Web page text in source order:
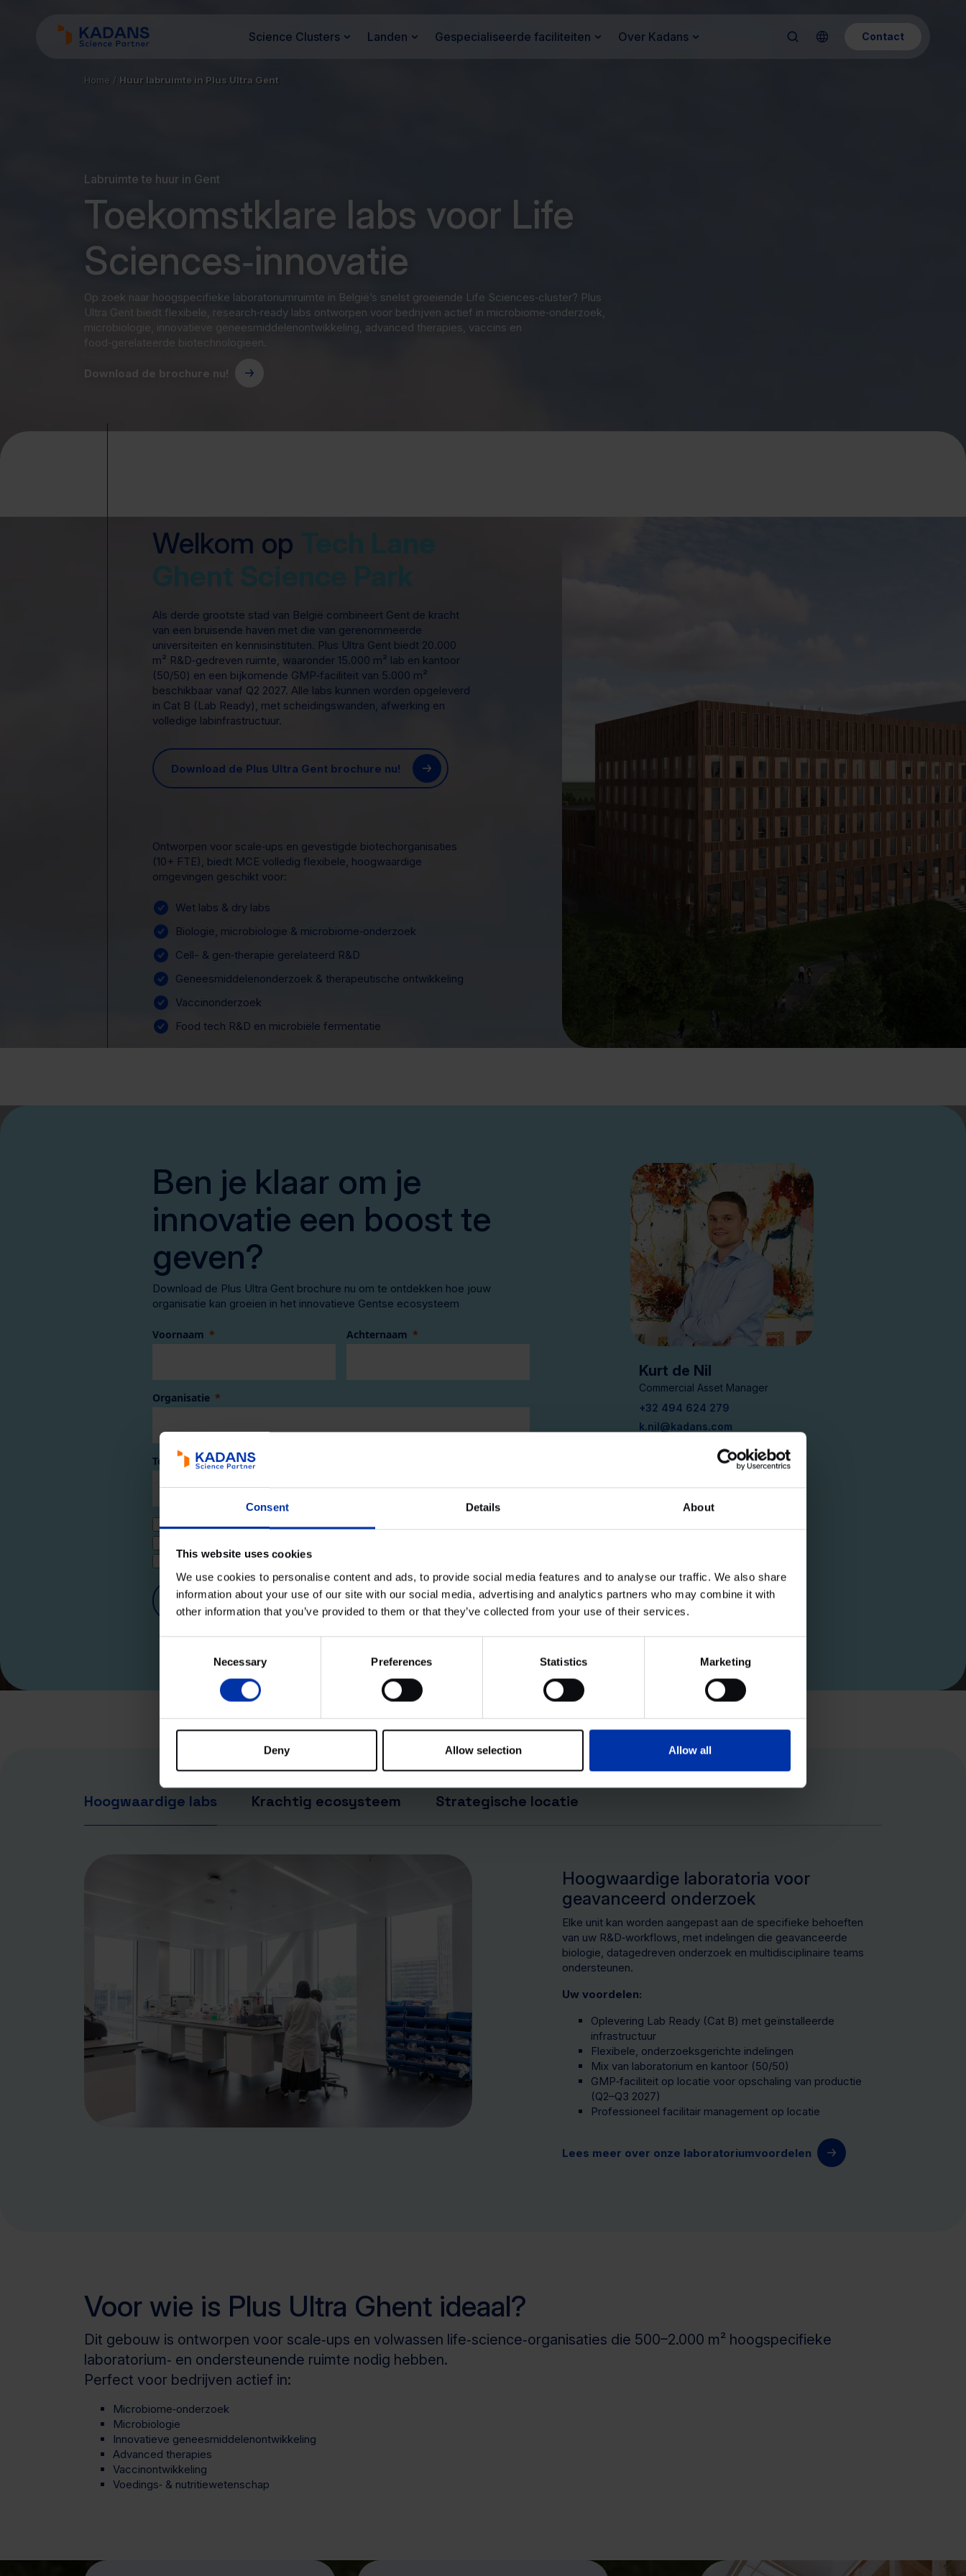
Consent Details About
This website uses cookies
We use cookies to personalise content and ads, to provide social media features and to analyse our traffic. We also share
information about your use of our site with our social media, advertising and analytics partners who may combine it with
other information that you’ve provided to them or that they’ve collected from your use of their services.
Necessary Preferences Statistics Marketing
Deny Allow selection Allow all
Science Clusters Landen Gespecialiseerde faciliteiten Over Kadans Contact
Home / Huur labruimte in Plus Ultra Gent
Labruimte te huur in Gent
Toekomstklare labs voor Life
Sciences‑innovatie
Op zoek naar hoogspecifieke laboratoriumruimte in België’s snelst groeiende Life Sciences‑cluster? Plus
Ultra Gent biedt flexibele, research‑ready labs ontworpen voor bedrijven actief in microbiome‑onderzoek,
microbiologie, innovatieve geneesmiddelenontwikkeling, advanced therapies, vaccins en
food‑gerelateerde biotechnologieën.
Download de brochure nu!
Welkom op
Ghent Science Park
Als derde grootste stad van België combineert Gent de kracht
van een bruisende haven met die van gerenommeerde
universiteiten en kennisinstituten. Plus Ultra Gent biedt 20.000
m² R&D‑gedreven ruimte, waaronder 15.000 m² lab en kantoor
(50/50) en een bijkomende GMP‑faciliteit van 5.000 m²
beschikbaar vanaf Q2 2027. Alle labs kunnen worden opgeleverd
in Cat B (Lab Ready), met scheidingswanden, afwerking en
volledige labinfrastructuur.
Download de Plus Ultra Gent brochure nu!
Ontworpen voor scale‑ups en gevestigde biotechorganisaties
(10+ FTE), biedt MCE volledig flexibele, hoogwaardige
omgevingen geschikt voor:
Wet labs & dry labs
Biologie, microbiologie & microbiome‑onderzoek
Cell- & gen‑therapie gerelateerd R&D
Geneesmiddelenonderzoek & therapeutische ontwikkeling
Vaccinonderzoek
Food tech R&D en microbiële fermentatie
Ben je klaar om je
innovatie een boost te
geven?
Download de Plus Ultra Gent brochure nu om te ontdekken hoe jouw
organisatie kan groeien in het innovatieve Gentse ecosysteem
Voornaam Achternaam
Organisatie
Telefoonnummer
Ik word graag op de hoogte gehouden van Kadans nieuws en event
Ik ga akkoord met hetprivacy statement
Versturen
Kurt de Nil
Commercial Asset Manager
+32 494 624 279
k.nil@kadans.com
Hoogwaardige labs Krachtig ecosysteem Strategische locatie
Hoogwaardige laboratoria voor
geavanceerd onderzoek
Elke unit kan worden aangepast aan de specifieke behoeften
van uw R&D‑workflows, met indelingen die geavanceerde
biologie, datagedreven onderzoek en multidisciplinaire teams
ondersteunen.
Uw voordelen:
Oplevering Lab Ready (Cat B) met geïnstalleerde
infrastructuur
Flexibele, onderzoeksgerichte indelingen
Mix van laboratorium en kantoor (50/50)
GMP‑faciliteit op locatie voor opschaling van productie
(Q2–Q3 2027)
Professioneel facilitair management op locatie
Lees meer over onze laboratoriumvoordelen
Voor wie is Plus Ultra Ghent ideaal?
Dit gebouw is ontworpen voor scale‑ups en volwassen life‑science‑organisaties die 500–2.000 m² hoogspecifieke
laboratorium‑ en ondersteunende ruimte nodig hebben.
Perfect voor bedrijven actief in:
Microbiome‑onderzoek
Microbiologie
Innovatieve geneesmiddelenontwikkeling
Advanced therapies
Vaccinontwikkeling
Voedings‑ & nutritiewetenschap